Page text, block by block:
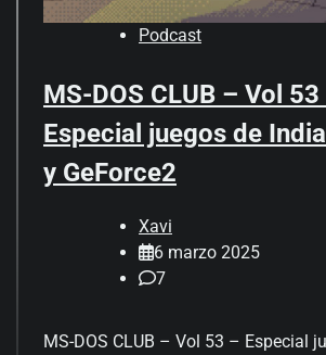
Podcast
MS-DOS CLUB – Vol 53
Especial juegos de
y GeForce2
Xavi
6 marzo 2025
7
MS-DOS CLUB – Vol 53 – Especial